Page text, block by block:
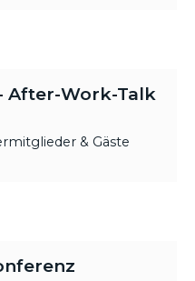
After-Work-Talk
& Gäste